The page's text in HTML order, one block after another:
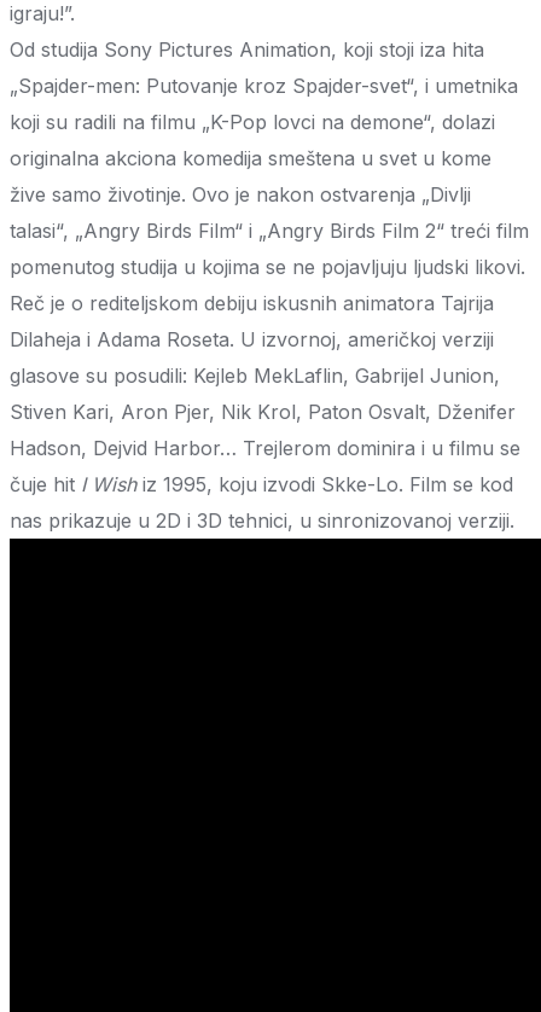
igraju!”.
Od studija Sony Pictures Animation, koji stoji iza hita
„Spajder-men: Putovanje kroz Spajder-svet“, i umetnika
koji su radili na filmu „K-Pop lovci na demone“, dolazi
originalna akciona komedija smeštena u svet u kome
žive samo životinje. Ovo je nakon ostvarenja „Divlji
talasi“, „Angry Birds Film“ i „Angry Birds Film 2“ treći film
pomenutog studija u kojima se ne pojavljuju ljudski likovi.
Reč je o rediteljskom debiju iskusnih animatora Tajrija
Dilaheja i Adama Roseta. U izvornoj, američkoj verziji
glasove su posudili: Kejleb MekLaflin, Gabrijel Junion,
Stiven Kari, Aron Pjer, Nik Krol, Paton Osvalt, Dženifer
Hadson, Dejvid Harbor… Trejlerom dominira i u filmu se
čuje hit I Wishiz 1995, koju izvodi Skke-Lo. Film se kod
nas prikazuje u 2D i 3D tehnici, u sinronizovanoj verziji.